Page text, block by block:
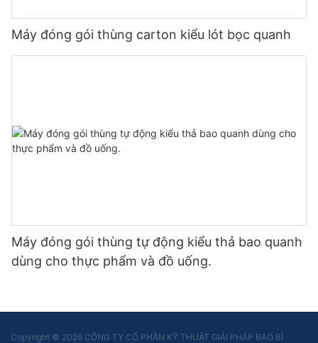
Máy đóng gói thùng carton kiểu lót bọc quanh
Máy đóng gói thùng tự động kiểu thả bao quanh
dùng cho thực phẩm và đồ uống.
Copyright © 2026 CÔNG TY CỔ PHẦN KỸ THUẬT GIẢI PHÁP BAO BÌ